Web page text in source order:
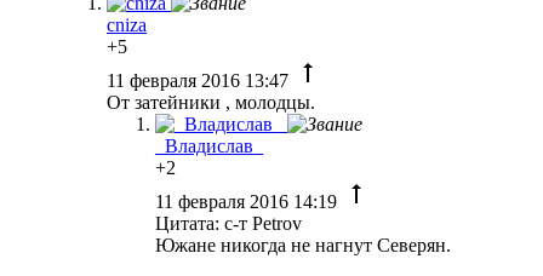
cniza
+5
11 февраля 2016 13:47
От затейники , молодцы.
_Владислав_
+2
11 февраля 2016 14:19
Цитата: с-т Petrov
Южане никогда не нагнут Северян.